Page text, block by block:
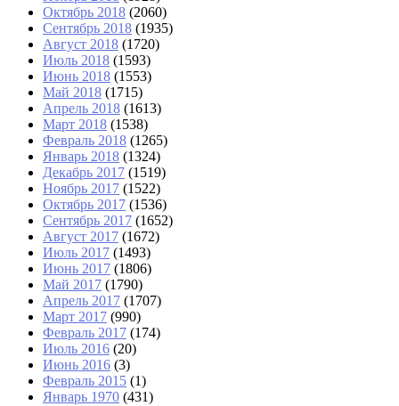
Октябрь 2018 (2060)
Сентябрь 2018 (1935)
Август 2018 (1720)
Июль 2018 (1593)
Июнь 2018 (1553)
Май 2018 (1715)
Апрель 2018 (1613)
Март 2018 (1538)
Февраль 2018 (1265)
Январь 2018 (1324)
Декабрь 2017 (1519)
Ноябрь 2017 (1522)
Октябрь 2017 (1536)
Сентябрь 2017 (1652)
Август 2017 (1672)
Июль 2017 (1493)
Июнь 2017 (1806)
Май 2017 (1790)
Апрель 2017 (1707)
Март 2017 (990)
Февраль 2017 (174)
Июль 2016 (20)
Июнь 2016 (3)
Февраль 2015 (1)
Январь 1970 (431)